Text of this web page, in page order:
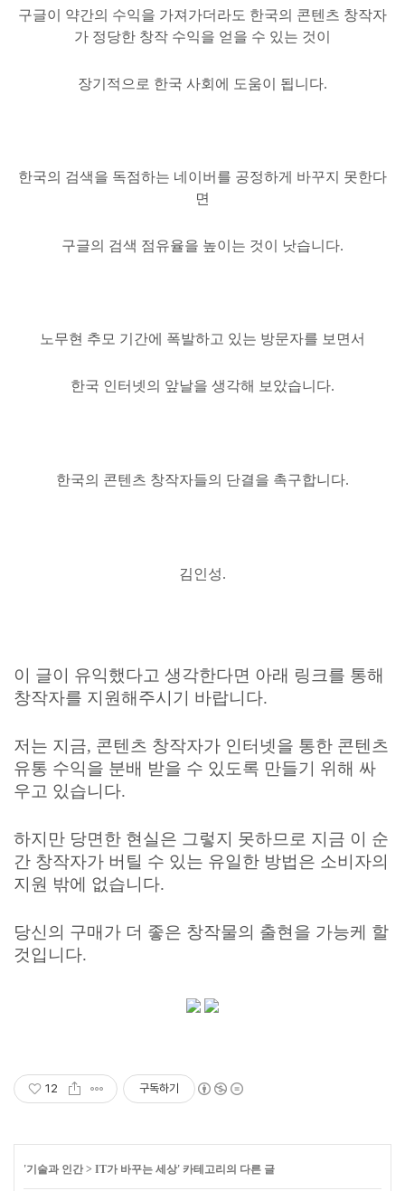
구글이 약간의 수익을 가져가더라도 한국의 콘텐츠 창작자
가 정당한 창작 수익을 얻을 수 있는 것이
장기적으로 한국 사회에 도움이 됩니다.
한국의 검색을 독점하는 네이버를 공정하게 바꾸지 못한다
면
구글의 검색 점유율을 높이는 것이 낫습니다.
노무현 추모 기간에 폭발하고 있는 방문자를 보면서
한국 인터넷의 앞날을 생각해 보았습니다.
한국의 콘텐츠 창작자들의 단결을 촉구합니다.
김인성.
이 글이 유익했다고 생각한다면 아래 링크를 통해
창작자를 지원해주시기 바랍니다.
저는 지금, 콘텐츠 창작자가 인터넷을 통한 콘텐츠
유통 수익을 분배 받을 수 있도록 만들기 위해 싸
우고 있습니다.
하지만 당면한 현실은 그렇지 못하므로 지금 이 순
간 창작자가 버틸 수 있는 유일한 방법은 소비자의
지원 밖에 없습니다.
당신의 구매가 더 좋은 창작물의 출현을 가능케 할
것입니다.
12 구독하기
'기술과 인간 > IT가 바꾸는 세상' 카테고리의 다른 글